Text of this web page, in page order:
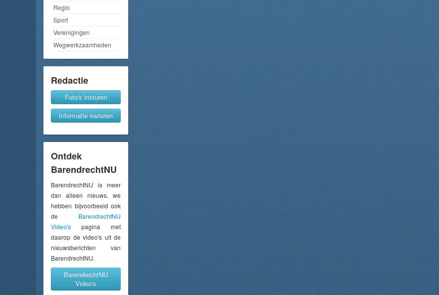
Regio
Sport
Verenigingen
Wegwerkzaamheden
Redactie
Foto's insturen
Informatie insturen
Ontdek
BarendrechtNU
BarendrechtNU is meer
dan alleen nieuws, we
hebben bijvoorbeeld ook
de BarendrechtNU
Video's pagina met
daarop de video's uit de
nieuwsberichten van
BarendrechtNU.
BarendrechtNU
Video's